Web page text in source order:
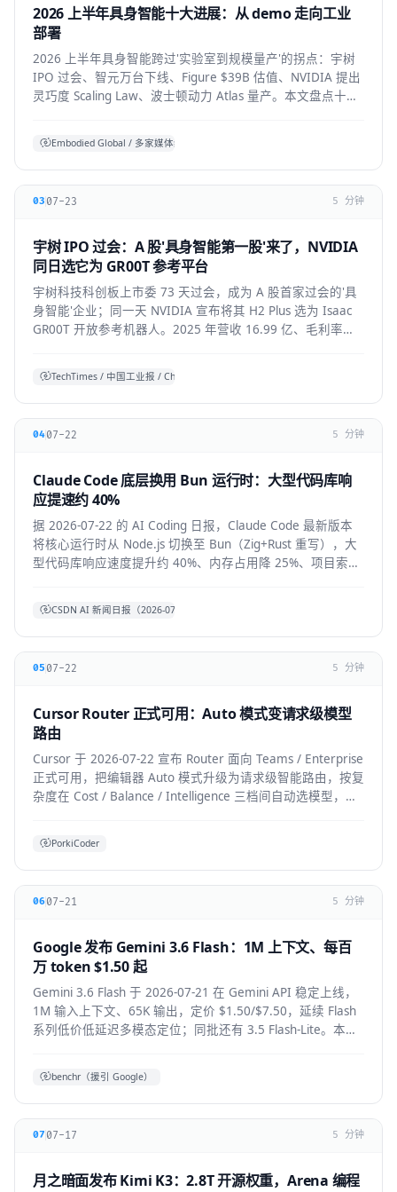
2026 上半年具身智能十大进展：从 demo 走向工业
部署
2026 上半年具身智能跨过'实验室到规模量产'的拐点：宇树
IPO 过会、智元万台下线、Figure $39B 估值、NVIDIA 提出
灵巧度 Scaling Law、波士顿动力 Atlas 量产。本文盘点十大
Embodied Global / 多家媒体综合
03 07-23 5 分钟
宇树 IPO 过会：A 股'具身智能第一股'来了，NVIDIA
同日选它为 GR00T 参考平台
宇树科技科创板上市委 73 天过会，成为 A 股首家过会的'具
身智能'企业；同一天 NVIDIA 宣布将其 H2 Plus 选为 Isaac
GR00T 开放参考机器人。2025 年营收 16.99 亿、毛利率
TechTimes / 中国工业报 / China Daily 综合
0407-22 5 分钟
Claude Code 底层换用 Bun 运行时：大型代码库响
应提速约 40%
据 2026-07-22 的 AI Coding 日报，Claude Code 最新版本
将核心运行时从 Node.js 切换至 Bun（Zig+Rust 重写），大
型代码库响应速度提升约 40%、内存占用降 25%、项目索引
CSDN AI 新闻日报（2026-07-22）
05 07-22 5 分钟
Cursor Router 正式可用：Auto 模式变请求级模型
路由
Cursor 于 2026-07-22 宣布 Router 面向 Teams / Enterprise
正式可用，把编辑器 Auto 模式升级为请求级智能路由，按复
杂度在 Cost / Balance / Intelligence 三档间自动选模型，降
PorkiCoder
0607-21 5 分钟
Google 发布 Gemini 3.6 Flash：1M 上下文、每百
万 token $1.50 起
Gemini 3.6 Flash 于 2026-07-21 在 Gemini API 稳定上线，
1M 输入上下文、65K 输出，定价 $1.50/$7.50，延续 Flash
系列低价低延迟多模态定位；同批还有 3.5 Flash-Lite。本文
benchr（援引 Google）
07 07-17 5 分钟
月之暗面发布 Kimi K3：2.8T 开源权重，Arena 编程